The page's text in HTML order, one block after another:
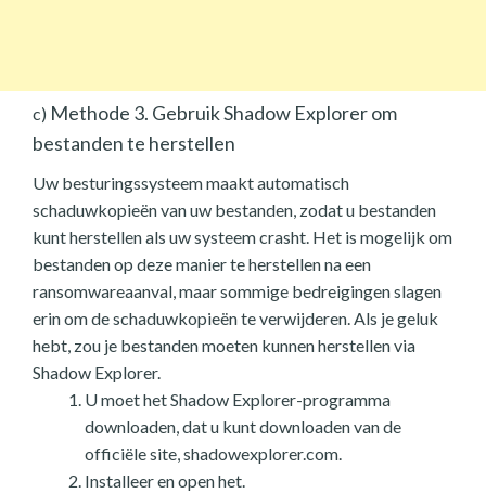
c) Methode 3. Gebruik Shadow Explorer om
bestanden te herstellen
Uw besturingssysteem maakt automatisch
schaduwkopieën van uw bestanden, zodat u bestanden
kunt herstellen als uw systeem crasht. Het is mogelijk om
bestanden op deze manier te herstellen na een
ransomwareaanval, maar sommige bedreigingen slagen
erin om de schaduwkopieën te verwijderen. Als je geluk
hebt, zou je bestanden moeten kunnen herstellen via
Shadow Explorer.
U moet het Shadow Explorer-programma
downloaden, dat u kunt downloaden van de
officiële site, shadowexplorer.com.
Installeer en open het.